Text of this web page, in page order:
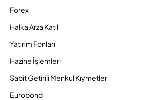
Forex
Halka Arza Katıl
Yatırım Fonları
Hazine İşlemleri
Sabit Getirili Menkul Kıymetler
Eurobond